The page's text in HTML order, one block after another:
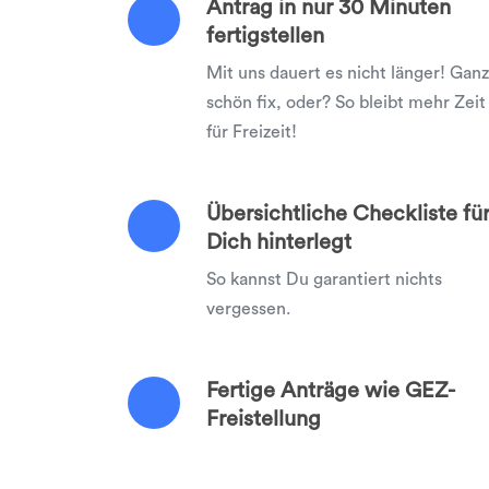
Antrag in nur 30 Minuten
fertigstellen
Mit uns dauert es nicht länger! Ganz
schön fix, oder? So bleibt mehr Zeit
für Freizeit!
Übersichtliche Checkliste für
Dich hinterlegt
So kannst Du garantiert nichts
vergessen.
Fertige Anträge wie GEZ-
Freistellung